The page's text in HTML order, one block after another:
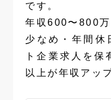
です。
年収600〜800万
少なめ・年間休
ト企業求人を
以上が年収アッ